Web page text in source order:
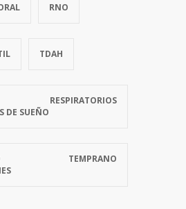
RNO
TDAH
RESPIRATORIOS
DE SUEÑO
TEMPRANO